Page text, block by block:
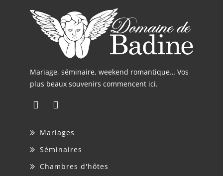
Mariage, séminaire, weekend romantique… Vos
plus beaux souvenirs commencent ici.
Mariages
Séminaires
Chambres d'hôtes